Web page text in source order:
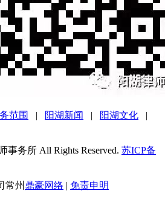
范围 | 阳湖新闻 | 阳湖文化 |
事务所 All Rights Reserved. 苏ICP备
常州 鼎豪网络 | 免责申明